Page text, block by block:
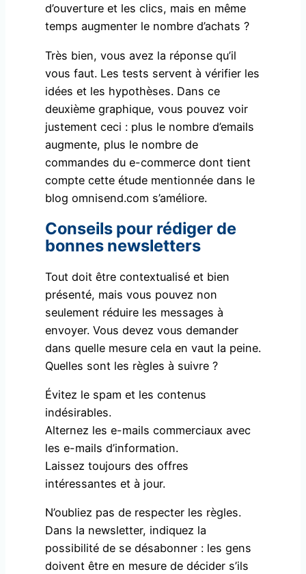
d’ouverture et les clics, mais en même
temps augmenter le nombre d’achats ?
Très bien, vous avez la réponse qu’il
vous faut. Les tests servent à vérifier les
idées et les hypothèses. Dans ce
deuxième graphique, vous pouvez voir
justement ceci : plus le nombre d’emails
augmente, plus le nombre de
commandes du e-commerce dont tient
compte cette étude mentionnée dans le
blog omnisend.com s’améliore.
Conseils pour rédiger de
bonnes newsletters
Tout doit être contextualisé et bien
présenté, mais vous pouvez non
seulement réduire les messages à
envoyer. Vous devez vous demander
dans quelle mesure cela en vaut la peine.
Quelles sont les règles à suivre ?
Évitez le spam et les contenus
indésirables.
Alternez les e-mails commerciaux avec
les e-mails d’information.
Laissez toujours des offres
intéressantes et à jour.
N’oubliez pas de respecter les règles.
Dans la newsletter, indiquez la
possibilité de se désabonner : les gens
doivent être en mesure de décider s’ils